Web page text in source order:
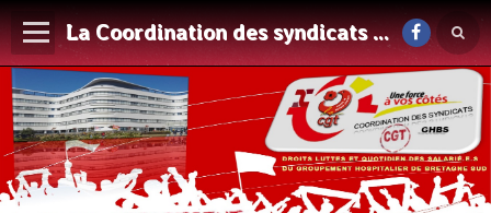
La Coordination des syndicats CGT du GHBS